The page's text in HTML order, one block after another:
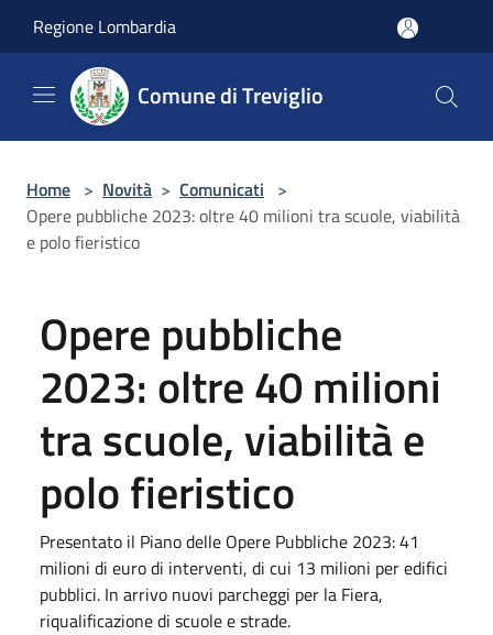
Regione Lombardia
Comune di Treviglio
Home > Novità > Comunicati >
Opere pubbliche 2023: oltre 40 milioni tra scuole, viabilità
e polo fieristico
Opere pubbliche
2023: oltre 40 milioni
tra scuole, viabilità e
polo fieristico
Presentato il Piano delle Opere Pubbliche 2023: 41
milioni di euro di interventi, di cui 13 milioni per edifici
pubblici. In arrivo nuovi parcheggi per la Fiera,
riqualificazione di scuole e strade.